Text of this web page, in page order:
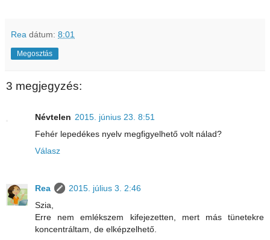
Rea dátum: 8:01
Megosztás
3 megjegyzés:
Névtelen 2015. június 23. 8:51
Fehér lepedékes nyelv megfigyelhető volt nálad?
Válasz
Rea
2015. július 3. 2:46
Szia,
Erre nem emlékszem kifejezetten, mert más tünetekre
koncentráltam, de elképzelhető.